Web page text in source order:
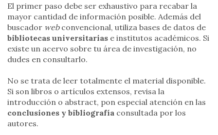
El primer paso debe ser exhaustivo para recabar la
mayor cantidad de información posible. Además del
buscador webconvencional, utiliza bases de datos de
bibliotecas universitarias e institutos académicos. Si
existe un acervo sobre tu área de investigación, no
dudes en consultarlo.
No se trata de leer totalmente el material disponible.
Si son libros o artículos extensos, revisa la
introducción o abstract, pon especial atención en las
conclusiones y bibliografía consultada por los
autores.